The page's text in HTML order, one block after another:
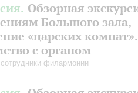
Обзорная
Большого зала,
«царских комнат».
с органом
филармонии